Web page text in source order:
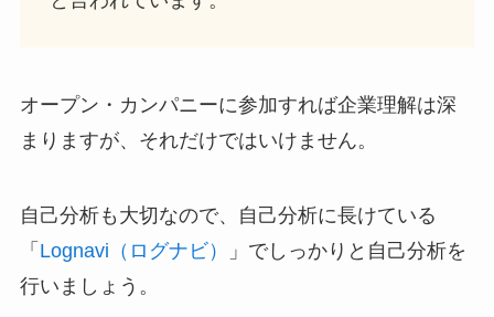
オープン・カンパニーに参加すれば企業理解は深
まりますが、それだけではいけません。
自己分析も大切なので、自己分析に長けている
「 Lognavi（ログナビ）
」でしっかりと自己分析を
行いましょう。